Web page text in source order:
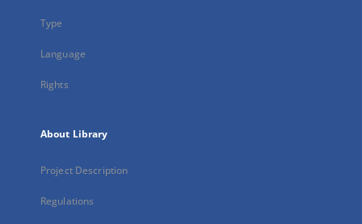
Type
Language
Rights
About Library
Project Description
Regulations